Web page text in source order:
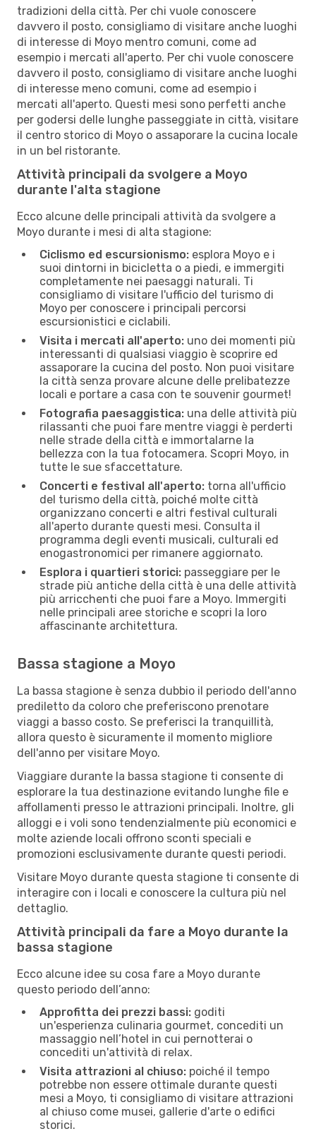
tradizioni della città. Per chi vuole conoscere
davvero il posto, consigliamo di visitare anche luoghi
di interesse di Moyo mentro comuni, come ad
esempio i mercati all'aperto. Per chi vuole conoscere
davvero il posto, consigliamo di visitare anche luoghi
di interesse meno comuni, come ad esempio i
mercati all'aperto. Questi mesi sono perfetti anche
per godersi delle lunghe passeggiate in città, visitare
il centro storico di Moyo o assaporare la cucina locale
in un bel ristorante.
Attività principali da svolgere a Moyo
durante l'alta stagione
Ecco alcune delle principali attività da svolgere a
Moyo durante i mesi di alta stagione:
Ciclismo ed escursionismo: esplora Moyo e i
suoi dintorni in bicicletta o a piedi, e immergiti
completamente nei paesaggi naturali. Ti
consigliamo di visitare l'ufficio del turismo di
Moyo per conoscere i principali percorsi
escursionistici e ciclabili.
Visita i mercati all'aperto: uno dei momenti più
interessanti di qualsiasi viaggio è scoprire ed
assaporare la cucina del posto. Non puoi visitare
la città senza provare alcune delle prelibatezze
locali e portare a casa con te souvenir gourmet!
Fotografia paesaggistica: una delle attività più
rilassanti che puoi fare mentre viaggi è perderti
nelle strade della città e immortalarne la
bellezza con la tua fotocamera. Scopri Moyo, in
tutte le sue sfaccettature.
Concerti e festival all'aperto: torna all'ufficio
del turismo della città, poiché molte città
organizzano concerti e altri festival culturali
all'aperto durante questi mesi. Consulta il
programma degli eventi musicali, culturali ed
enogastronomici per rimanere aggiornato.
Esplora i quartieri storici: passeggiare per le
strade più antiche della città è una delle attività
più arricchenti che puoi fare a Moyo. Immergiti
nelle principali aree storiche e scopri la loro
affascinante architettura.
Bassa stagione a Moyo
La bassa stagione è senza dubbio il periodo dell'anno
prediletto da coloro che preferiscono prenotare
viaggi a basso costo. Se preferisci la tranquillità,
allora questo è sicuramente il momento migliore
dell'anno per visitare Moyo.
Viaggiare durante la bassa stagione ti consente di
esplorare la tua destinazione evitando lunghe file e
affollamenti presso le attrazioni principali. Inoltre, gli
alloggi e i voli sono tendenzialmente più economici e
molte aziende locali offrono sconti speciali e
promozioni esclusivamente durante questi periodi.
Visitare Moyo durante questa stagione ti consente di
interagire con i locali e conoscere la cultura più nel
dettaglio.
Attività principali da fare a Moyo durante la
bassa stagione
Ecco alcune idee su cosa fare a Moyo durante
questo periodo dell’anno:
Approfitta dei prezzi bassi: goditi
un'esperienza culinaria gourmet, concediti un
massaggio nell’hotel in cui pernotterai o
concediti un'attività di relax.
Visita attrazioni al chiuso: poiché il tempo
potrebbe non essere ottimale durante questi
mesi a Moyo, ti consigliamo di visitare attrazioni
al chiuso come musei, gallerie d'arte o edifici
storici.